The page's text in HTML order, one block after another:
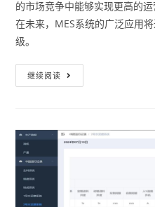
的市场竞争中能够实现更高的
在未来，MES系统的广泛应用
级。
继续阅读